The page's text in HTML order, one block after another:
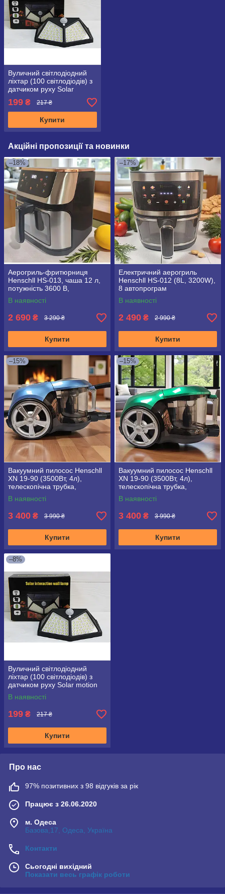
Вуличний світлодіодний
ліхтар (100 світлодіодів) з
датчиком руху Solar
motion SH-100
199 ₴ 217 ₴
Купити
Акційні пропозиції та новинки
–18%
Аерогриль-фритюрниця
Henschll HS-013, чаша 12 л,
потужність 3600 В,
автопрограми, книга рецептів
В наявності
2 690 ₴ 3 290 ₴
Купити
–17%
Електричний аерогриль
Henschll HS-012 (8L, 3200W),
8 автопрограм
В наявності
2 490 ₴ 2 990 ₴
Купити
–15%
Вакуумний пилосос Henschll
XN 19-90 (3500Вт, 4л),
телескопічна трубка,
керування на ручці, 3
насадки
В наявності
3 400 ₴ 3 990 ₴
Купити
–15%
Вакуумний пилосос Henschll
XN 19-90 (3500Вт, 4л),
телескопічна трубка,
керування на ручці, 3
насадки
В наявності
3 400 ₴ 3 990 ₴
Купити
–8%
Вуличний світлодіодний
ліхтар (100 світлодіодів) з
датчиком руху Solar motion
SH-100
В наявності
199 ₴ 217 ₴
Купити
Про нас
97% позитивних з 98 відгуків за рік
Працює з 26.06.2020
м. Одеса
Базова,17, Одеса, Україна
Контакти
Сьогодні вихідний
Показати весь графік роботи